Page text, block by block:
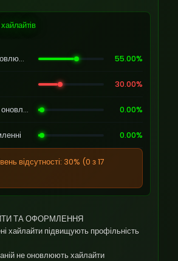
Оформленні, оновлюються 55.00%
30.00%
Оформленні, не оновлюються 0.00%
0.00%
відсутності: 30% (0 з 17
ТА ОФОРМЛЕННЯ
хайлайти підвищують профільність
не оновлюють хайлайти